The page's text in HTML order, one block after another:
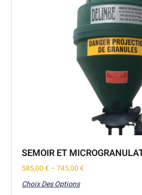
SEMOIR ET
585,00€–745,00€
Choix Des Options